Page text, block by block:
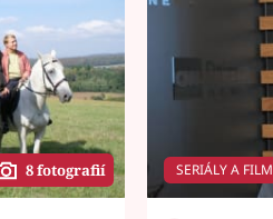
8 fotografií SERIÁLY A